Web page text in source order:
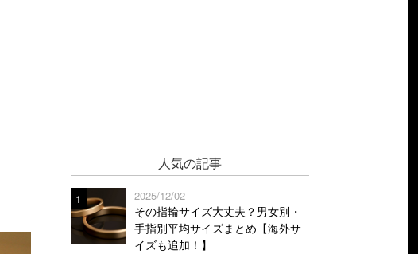
人気の記事
1 2025/12/02
その指輪サイズ大丈夫？男女別・
手指別平均サイズまとめ【海外サ
イズも追加！】